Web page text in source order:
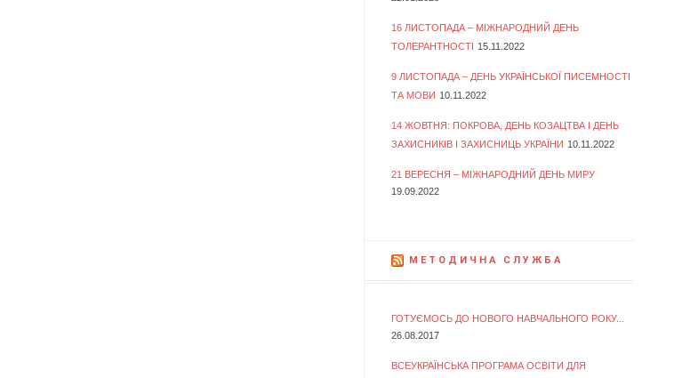
16 ЛИСТОПАДА – МІЖНАРОДНИЙ ДЕНЬ
ТОЛЕРАНТНОСТІ 15.11.2022
9 ЛИСТОПАДА – ДЕНЬ УКРАЇНСЬКОЇ ПИСЕМНОСТІ
ТА МОВИ 10.11.2022
14 ЖОВТНЯ: ПОКРОВА, ДЕНЬ КОЗАЦТВА І ДЕНЬ
ЗАХИСНИКІВ І ЗАХИСНИЦЬ УКРАЇНИ 10.11.2022
21 ВЕРЕСНЯ – МІЖНАРОДНИЙ ДЕНЬ МИРУ
19.09.2022
МЕТОДИЧНА СЛУЖБА
ГОТУЄМОСЬ ДО НОВОГО НАВЧАЛЬНОГО РОКУ...
26.08.2017
ВСЕУКРАЇНСЬКА ПРОГРАМА ОСВІТИ ДЛЯ